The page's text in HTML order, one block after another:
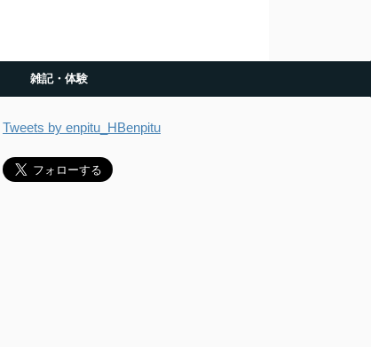
雑記・体験
Tweets by enpitu_HBenpitu